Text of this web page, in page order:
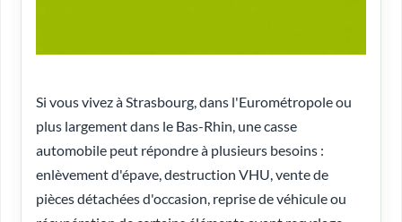
Si vous vivez à Strasbourg, dans l'Eurométropole ou
plus largement dans le Bas-Rhin, une casse
automobile peut répondre à plusieurs besoins :
enlèvement d'épave, destruction VHU, vente de
pièces détachées d'occasion, reprise de véhicule ou